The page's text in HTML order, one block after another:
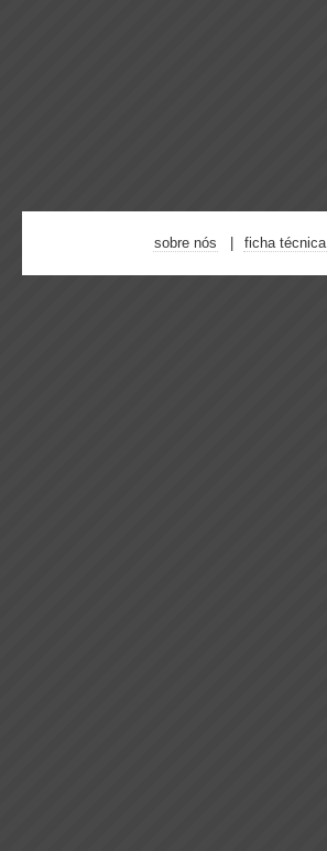
sobre nós ficha técnica